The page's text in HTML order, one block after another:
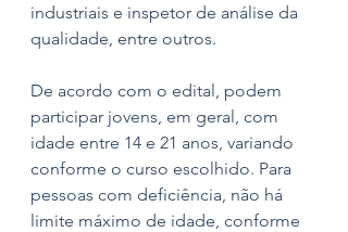
industriais e inspetor de análise da
qualidade, entre outros.
De acordo com o edital, podem
participar jovens, em geral, com
idade entre 14 e 21 anos, variando
conforme o curso escolhido. Para
pessoas com deficiência, não há
limite máximo de idade, conforme